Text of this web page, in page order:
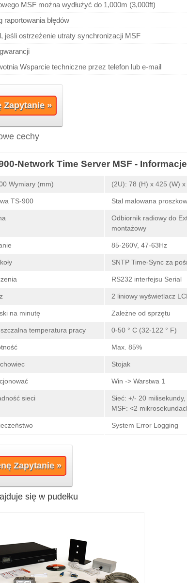
MSF można wydłużyć do 1,000m (3,000ft)
raportowania błędów
jeśli ostrzeżenie utraty synchronizacji MSF
Wsparcie techniczne przez telefon lub e-mail
Zapytanie »
cechy
Network Time Server MSF -
Wymiary (mm) (2U): 78 (H) x 425 (W)
TS-900 Stal malowana
Odbiornik radiowy do
montażowy
85-260V, 47-63Hz
SNTP Time-Sync za
RS232 interfejsu Serial
2 liniowy wyświetlacz
na minutę Zależne od sprzętu
temperatura pracy 0-50 ° C (32-122 ° F)
Max. 85%
Stojak
Win -> Warstwa 1
sieci
Sieć: +/- 20
MSF: <2
System Error Logging
Zapytanie »
się w pudełku